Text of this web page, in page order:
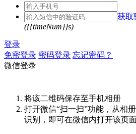
获取
({{timeNum}}s)
登录
免密登录 密码登录 忘记密码？
微信登录
将该二维码保存至手机相册
打开微信“扫一扫”功能，从相
识别，即可在微信内打开该页面